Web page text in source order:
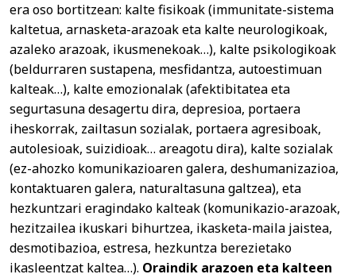
era oso bortitzean: kalte fisikoak (immunitate-sistema
kaltetua, arnasketa-arazoak eta kalte neurologikoak,
azaleko arazoak, ikusmenekoak…), kalte psikologikoak
(beldurraren sustapena, mesfidantza, autoestimuan
kalteak…), kalte emozionalak (afektibitatea eta
segurtasuna desagertu dira, depresioa, portaera
iheskorrak, zailtasun sozialak, portaera agresiboak,
autolesioak, suizidioak… areagotu dira), kalte sozialak
(ez-ahozko komunikazioaren galera, deshumanizazioa,
kontaktuaren galera, naturaltasuna galtzea), eta
hezkuntzari eragindako kalteak (komunikazio-arazoak,
hezitzailea ikuskari bihurtzea, ikasketa-maila jaistea,
desmotibazioa, estresa, hezkuntza berezietako
ikasleentzat kaltea…). Oraindik arazoen eta kalteen